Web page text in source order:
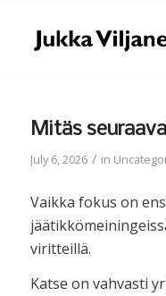
Mitäs
July 6, 2026 / in
Vaikka fokus on
viritteillä.
Katse on vahvasti